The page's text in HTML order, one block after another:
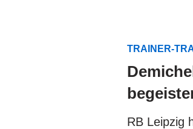
TRAINER-
RB Leipzig